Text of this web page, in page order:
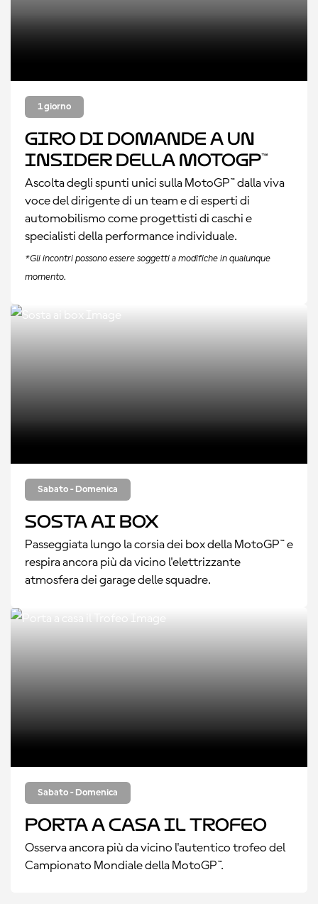
1 giorno
Giro di domande a un
insider della MotoGP™
Ascolta degli spunti unici sulla MotoGP™ dalla viva
voce del dirigente di un team e di esperti di
automobilismo come progettisti di caschi e
specialisti della performance individuale.
*Gli incontri possono essere soggetti a modifiche in qualunque
momento.
Sabato - Domenica
Sosta ai box
Passeggiata lungo la corsia dei box della MotoGP™ e
respira ancora più da vicino l'elettrizzante
atmosfera dei garage delle squadre.
Sabato - Domenica
Porta a casa il Trofeo
Osserva ancora più da vicino l'autentico trofeo del
Campionato Mondiale della MotoGP™.